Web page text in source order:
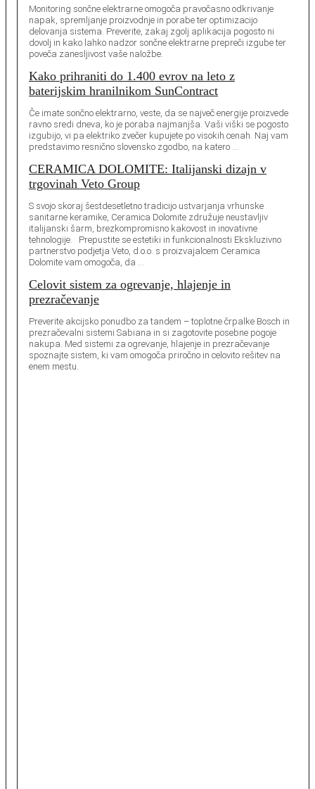
Monitoring sončne elektrarne omogoča pravočasno odkrivanje
napak, spremljanje proizvodnje in porabe ter optimizacijo
delovanja sistema. Preverite, zakaj zgolj aplikacija pogosto ni
dovolj in kako lahko nadzor sončne elektrarne prepreči izgube ter
poveča zanesljivost vaše naložbe.
Kako prihraniti do 1.400 evrov na leto z
baterijskim hranilnikom SunContract
Če imate sončno elektrarno, veste, da se največ energije proizvede
ravno sredi dneva, ko je poraba najmanjša. Vaši viški se pogosto
izgubijo, vi pa elektriko zvečer kupujete po visokih cenah. Naj vam
predstavimo resnično slovensko zgodbo, na katero …
CERAMICA DOLOMITE: Italijanski dizajn v
trgovinah Veto Group
S svojo skoraj šestdesetletno tradicijo ustvarjanja vrhunske
sanitarne keramike, Ceramica Dolomite združuje neustavljiv
italijanski šarm, brezkompromisno kakovost in inovativne
tehnologije. Prepustite se estetiki in funkcionalnosti Ekskluzivno
partnerstvo podjetja Veto, d.o.o. s proizvajalcem Ceramica
Dolomite vam omogoča, da …
Celovit sistem za ogrevanje, hlajenje in
prezračevanje
Preverite akcijsko ponudbo za tandem – toplotne črpalke Bosch in
prezračevalni sistemi Sabiana in si zagotovite posebne pogoje
nakupa. Med sistemi za ogrevanje, hlajenje in prezračevanje
spoznajte sistem, ki vam omogoča priročno in celovito rešitev na
enem mestu.